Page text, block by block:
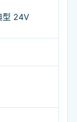
型 24V